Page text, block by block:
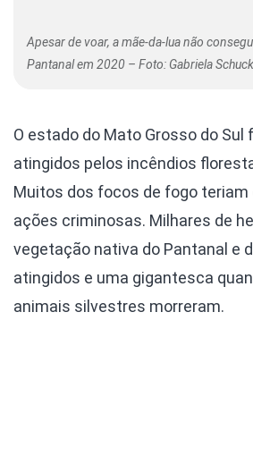
Apesar de voar, a mãe-da-lua não
Pantanal em 2020 – Foto: Gabriela Schuck
O estado do Mato Grosso do Sul
atingidos pelos incêndios
Muitos dos focos de fogo teriam
ações criminosas. Milhares de
vegetação nativa do Pantanal e
atingidos e uma gigantesca
animais silvestres morreram.